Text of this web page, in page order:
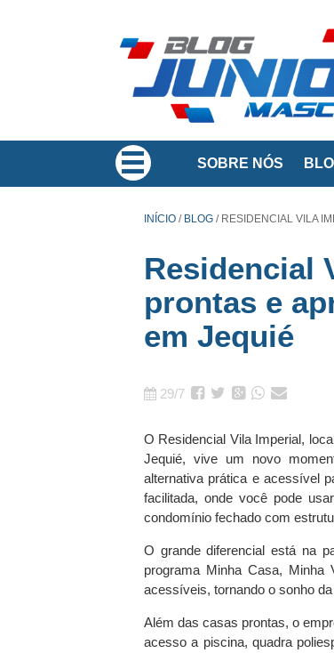
SOBRE NÓS
INÍCIO / BLOG /RESIDENCIAL VILA
Residencial
prontas e
em Jequié
29/7
O Residencial Vila Imperial,
Jequié, vive um novo
alternativa prática e acessível
facilitada, onde você pode
condomínio fechado com
O grande diferencial está na
programa Minha Casa, Minha
acessíveis, tornando o sonho
Além das casas prontas, o
acesso a piscina, quadra